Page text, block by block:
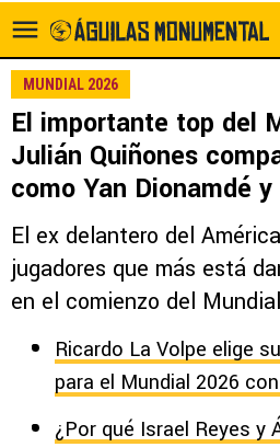
MUNDIAL 2026
El importante top del
Julián Quiñones
como Yan Dionamdé
El ex delantero del
jugadores que más está
en el comienzo del
Ricardo La Volpe elige
para el Mundial 2026
¿Por qué Israel Reyes y